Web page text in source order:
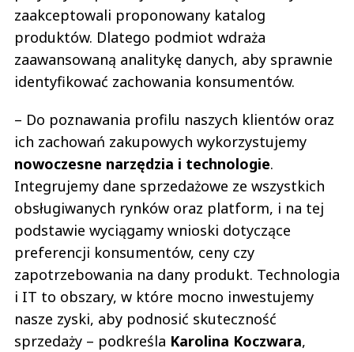
zaakceptowali proponowany katalog
produktów. Dlatego podmiot wdraża
zaawansowaną analitykę danych, aby sprawnie
identyfikować zachowania konsumentów.
– Do poznawania profilu naszych klientów oraz
ich zachowań zakupowych wykorzystujemy
nowoczesne narzędzia i technologie.
Integrujemy dane sprzedażowe ze wszystkich
obsługiwanych rynków oraz platform, i na tej
podstawie wyciągamy wnioski dotyczące
preferencji konsumentów, ceny czy
zapotrzebowania na dany produkt. Technologia
i IT to obszary, w które mocno inwestujemy
nasze zyski, aby podnosić skuteczność
sprzedaży – podkreśla Karolina Koczwara,